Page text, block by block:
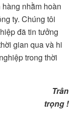
nhằm hoàn
ty. Chúng tôi
đã tin tưởng
gian qua và hi
trong thời
trọng !